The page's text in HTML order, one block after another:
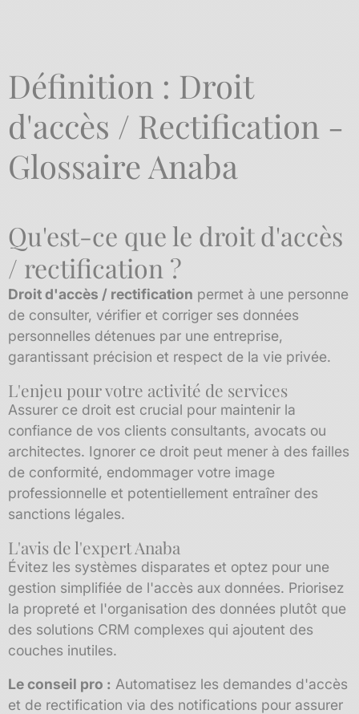
Définition : Droit
d'accès / Rectification -
Glossaire Anaba
Qu'est-ce que le droit d'accès
/ rectification ?
Droit d'accès / rectification permet à une personne
de consulter, vérifier et corriger ses données
personnelles détenues par une entreprise,
garantissant précision et respect de la vie privée.
L'enjeu pour votre activité de services
Assurer ce droit est crucial pour maintenir la
confiance de vos clients consultants, avocats ou
architectes. Ignorer ce droit peut mener à des failles
de conformité, endommager votre image
professionnelle et potentiellement entraîner des
sanctions légales.
L'avis de l'expert Anaba
Évitez les systèmes disparates et optez pour une
gestion simplifiée de l'accès aux données. Priorisez
la propreté et l'organisation des données plutôt que
des solutions CRM complexes qui ajoutent des
couches inutiles.
Le conseil pro : Automatisez les demandes d'accès
et de rectification via des notifications pour assurer